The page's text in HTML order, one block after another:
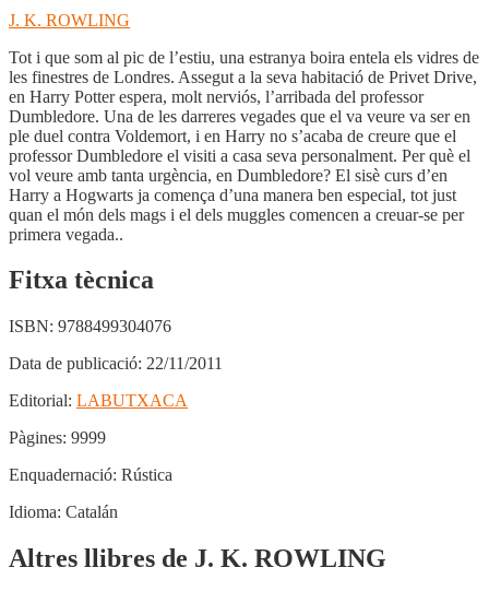
J. K. ROWLING
Tot i que som al pic de l’estiu, una estranya boira entela els vidres de
les finestres de Londres. Assegut a la seva habitació de Privet Drive,
en Harry Potter espera, molt nerviós, l’arribada del professor
Dumbledore. Una de les darreres vegades que el va veure va ser en
ple duel contra Voldemort, i en Harry no s’acaba de creure que el
professor Dumbledore el visiti a casa seva personalment. Per què el
vol veure amb tanta urgència, en Dumbledore? El sisè curs d’en
Harry a Hogwarts ja comença d’una manera ben especial, tot just
quan el món dels mags i el dels muggles comencen a creuar-se per
primera vegada..
Fitxa tècnica
ISBN: 9788499304076
Data de publicació: 22/11/2011
Editorial: LABUTXACA
Pàgines: 9999
Enquadernació: Rústica
Idioma: Catalán
Altres llibres de J. K. ROWLING